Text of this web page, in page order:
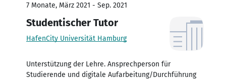
7 Monate, März 2021 - Sep. 2021
Studentischer Tutor
HafenCity Universität Hamburg
Unterstützung der Lehre. Ansprechperson für
Studierende und digitale Aufarbeitung/Durchführung